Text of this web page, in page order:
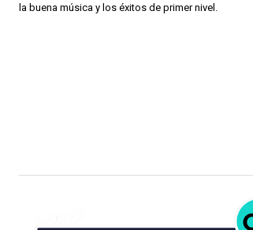
la buena música y los éxitos de primer nivel.